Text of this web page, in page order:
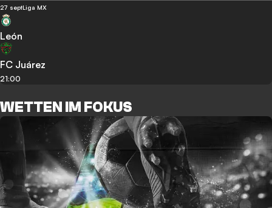
27 septLiga MX
León
FC Juárez
21:00
WETTEN IM FOKUS